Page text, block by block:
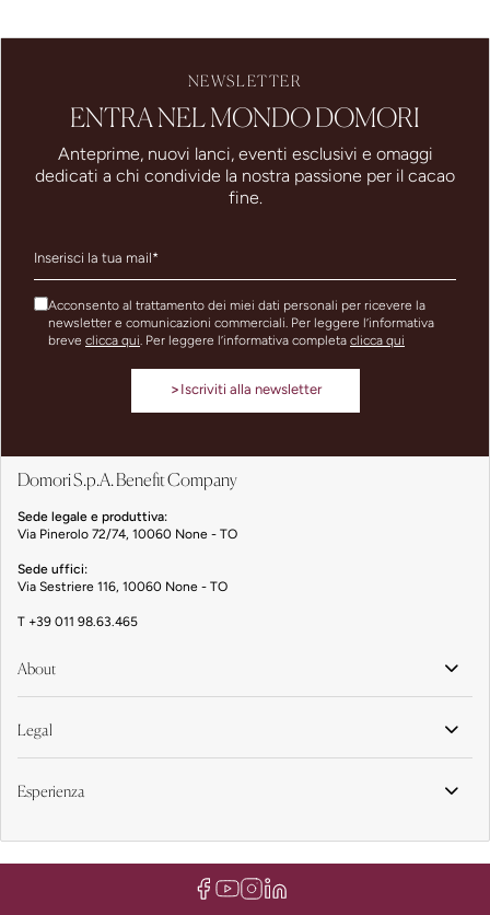
Domori S.p.A. Benefit Company
Sede legale e produttiva:
Via Pinerolo 72/74, 10060 None - TO
Sede uffici:
Via Sestriere 116, 10060 None - TO
T +39 011 98.63.465
About
Legal
Esperienza
NEWSLETTER
ENTRA NEL MONDO DOMORI
Anteprime, nuovi lanci, eventi esclusivi e omaggi
dedicati a chi condivide la nostra passione per il cacao
fine.
Acconsento al trattamento dei miei dati personali per ricevere la
newsletter e comunicazioni commerciali. Per leggere l’informativa
breve clicca qui. Per leggere l’informativa completa clicca qui
> Iscriviti alla newsletter